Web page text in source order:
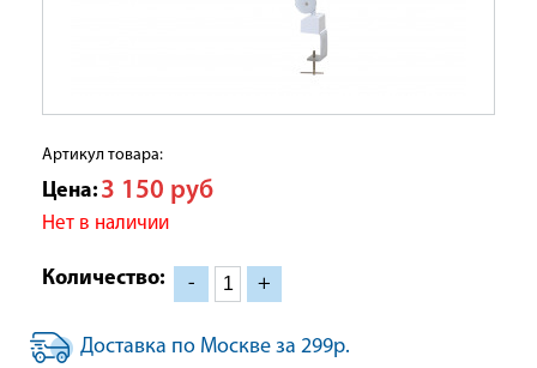
Артикул товара:
Цена: 3 150 руб
Нет в наличии
Количество: - +
Доставка по Москве за 299р.